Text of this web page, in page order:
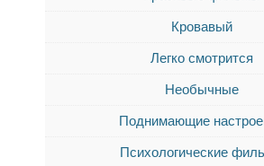
Кровавый
Легко смотрится
Необычные
Поднимающие
Психологические